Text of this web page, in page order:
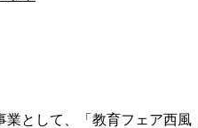
として、「教育フェア西